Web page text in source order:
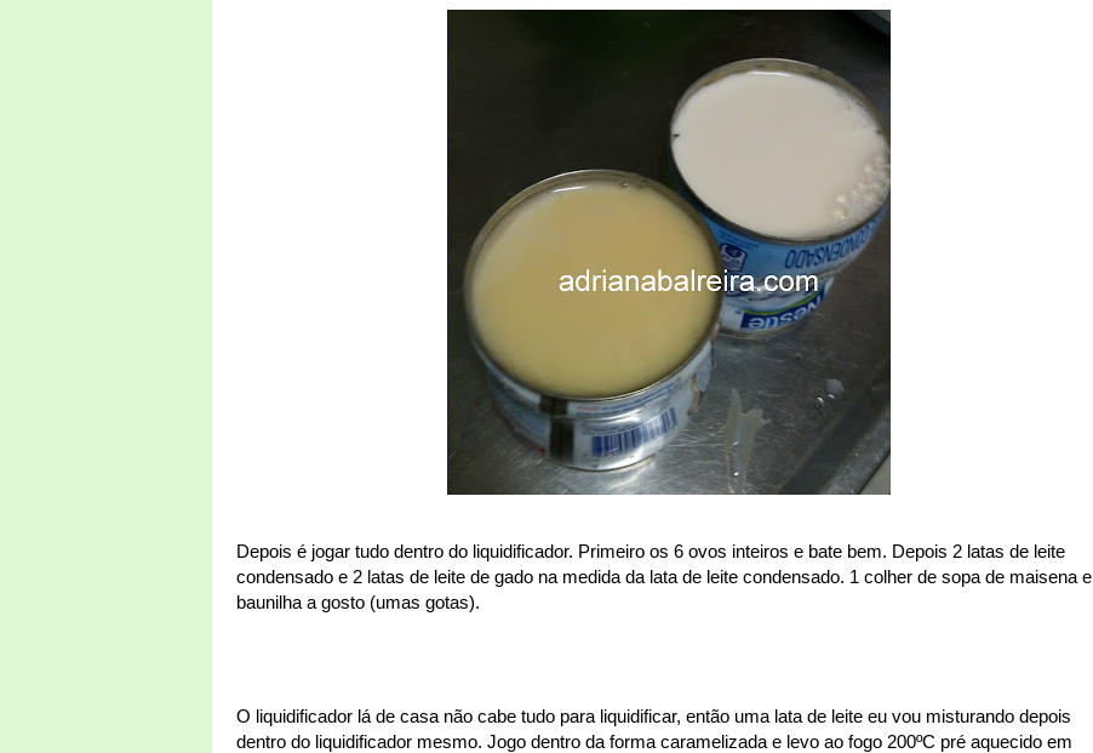
Depois é jogar tudo dentro do liquidificador. Primeiro os 6 ovos inteiros e bate bem. Depois 2 latas de leite
condensado e 2 latas de leite de gado na medida da lata de leite condensado. 1 colher de sopa de maisena e
baunilha a gosto (umas gotas).
O liquidificador lá de casa não cabe tudo para liquidificar, então uma lata de leite eu vou misturando depois
dentro do liquidificador mesmo. Jogo dentro da forma caramelizada e levo ao fogo 200ºC pré aquecido em